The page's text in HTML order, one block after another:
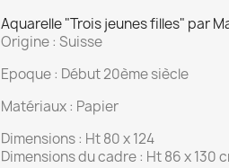
Aquarelle "Trois jeunes filles" par
Origine : Suisse
Epoque : Début 20ème siècle
Matériaux : Papier
Dimensions : Ht 80 x 124
Dimensions du cadre : Ht 86 x 130